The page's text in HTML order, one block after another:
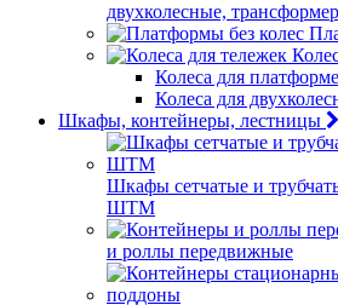
двухколесные,
Колеса для
Колеса для
Шкафы, контейнеры, лестницы
Шкафы сетчатые и
ШТМ
и роллы передвижные